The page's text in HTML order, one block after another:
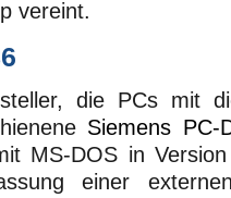
vereint.
die PCs mit
Siemens PC-
MS-DOS in
einer